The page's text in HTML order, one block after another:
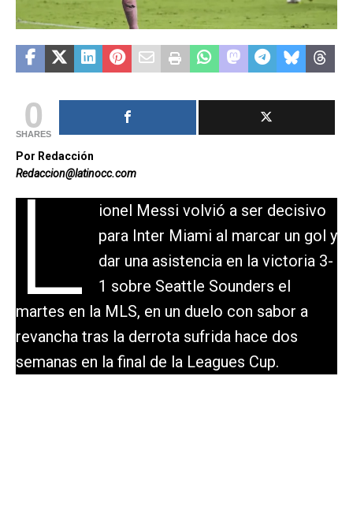
0
SHARES
Por Redacción
Redaccion@latinocc.com
L
ionel Messi volvió a ser decisivo
para Inter Miami al marcar un gol y
dar una asistencia en la victoria 3-
1 sobre Seattle Sounders el
martes en la MLS, en un duelo con sabor a
revancha tras la derrota sufrida hace dos
semanas en la final de la Leagues Cup.